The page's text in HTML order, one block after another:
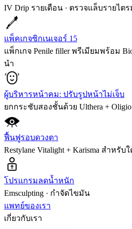
IV Drip รายเดือน · ตรวจแล็บรายไต
แพ็คเกจซิกเนเจอร์ 15
แพ็กเกจ Penile filler พรีเมียมพร้อม
นำ
ผู้บริหารหน้าคม: ปรับรูปหน้าไม่เจ็บ
ยกกระชับสองชั้นด้วย Ulthera +
ฟื้นฟูรอบดวงตา
Restylane Vitalight + Karisma สำหรั
โปรแกรมลดน้ำหนัก
Emsculpting · กำจัดไขมัน
แพทย์ของเรา
เกี่ยวกับเรา